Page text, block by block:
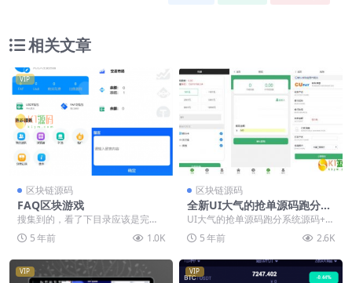
相关文章
VIP
区块链源码
FAQ区块游戏
搜集到的，看了下目录应该是完整
的，想实跑下，但是奈何测试机实
在是跑不动，导入个库...
5 年前 1.0K
区块链源码
全新UI大气的抢单源码跑分系
统源码+代理后台+商户后台
UI大气的抢单源码跑分系统源码+代
理后台+商户后台 里面有搭建教程
5 年前 2.6K
VIP VIP